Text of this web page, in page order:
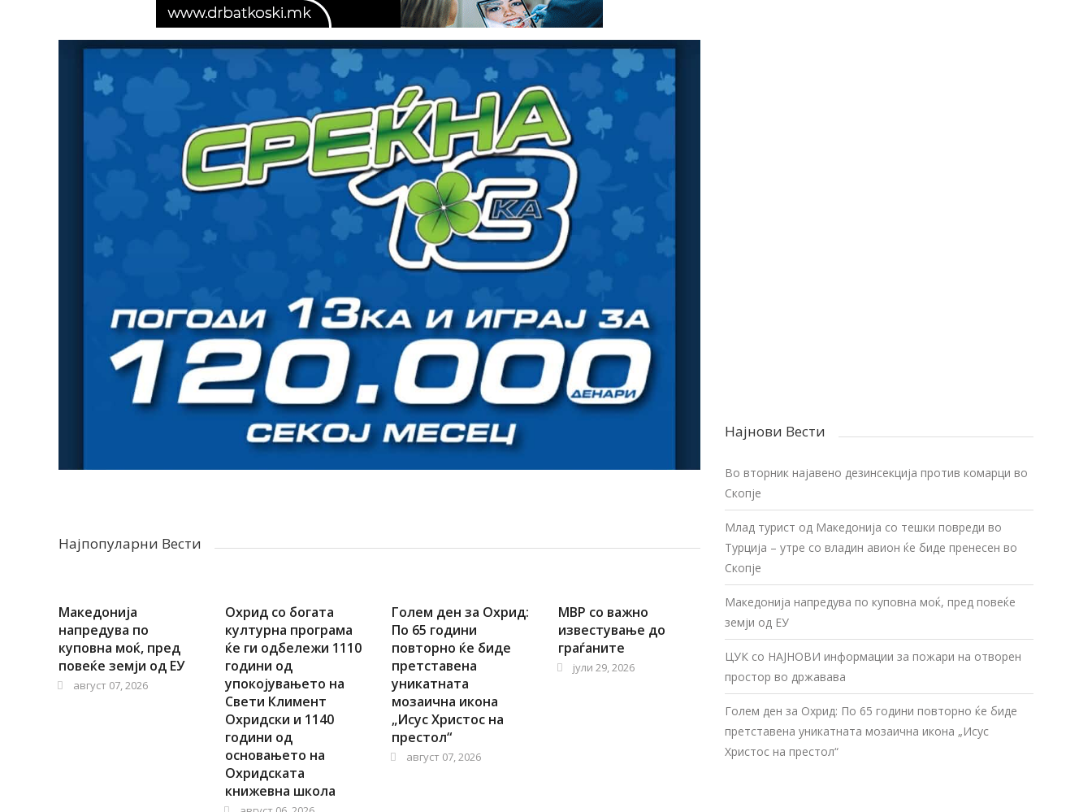
Најпопуларни Вести
Актуелно
Топлотниот
бран ја
зголемува
предупредуваат
Македонија
напредува по
куповна моќ, пред
повеќе земји од ЕУ
август 07, 2026
Охрид со богата
културна програма
ќе ги одбележи 1110
години од
упокојувањето на
Свети Климент
Охридски и 1140
години од
основањето на
Охридската
книжевна школа
Голем ден за Охрид:
По 65 години
повторно ќе биде
претставена
уникатната
мозаична икона
„Исус Христос на
престол“
август 07, 2026
МВР со важно
известување до
граѓаните
јули 29, 2026
Најнови Вести
Во вторник најавено дезинсекција против комарци во
Скопје
Млад турист од Македонија со тешки повреди во
Турција – утре со владин авион ќе биде пренесен во
Скопје
Македонија напредува по куповна моќ, пред повеќе
земји од ЕУ
ЦУК со НАЈНОВИ информации за пожари на отворен
простор во државава
Голем ден за Охрид: По 65 години повторно ќе биде
претставена уникатната мозаична икона „Исус
Христос на престол“